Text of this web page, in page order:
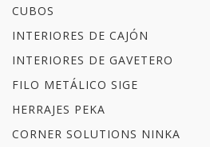
CUBOS
INTERIORES DE CAJÓN
INTERIORES DE GAVETERO
FILO METÁLICO SIGE
HERRAJES PEKA
CORNER SOLUTIONS NINKA